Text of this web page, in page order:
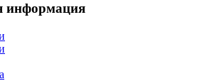
информация